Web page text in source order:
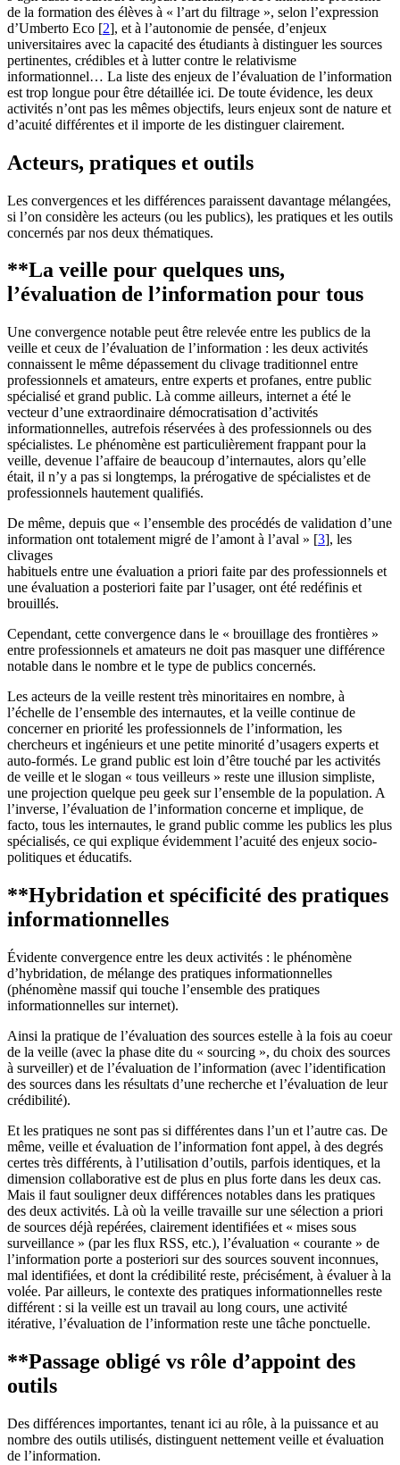
de la formation des élèves à « l’art du filtrage », selon l’expression
d’Umberto Eco [2], et à l’autonomie de pensée, d’enjeux
universitaires avec la capacité des étudiants à distinguer les sources
pertinentes, crédibles et à lutter contre le relativisme
informationnel… La liste des enjeux de l’évaluation de l’information
est trop longue pour être détaillée ici. De toute évidence, les deux
activités n’ont pas les mêmes objectifs, leurs enjeux sont de nature et
d’acuité différentes et il importe de les distinguer clairement.
Acteurs, pratiques et outils
Les convergences et les différences paraissent davantage mélangées,
si l’on considère les acteurs (ou les publics), les pratiques et les outils
concernés par nos deux thématiques.
**La veille pour quelques uns,
l’évaluation de l’information pour tous
Une convergence notable peut être relevée entre les publics de la
veille et ceux de l’évaluation de l’information : les deux activités
connaissent le même dépassement du clivage traditionnel entre
professionnels et amateurs, entre experts et profanes, entre public
spécialisé et grand public. Là comme ailleurs, internet a été le
vecteur d’une extraordinaire démocratisation d’activités
informationnelles, autrefois réservées à des professionnels ou des
spécialistes. Le phénomène est particulièrement frappant pour la
veille, devenue l’affaire de beaucoup d’internautes, alors qu’elle
était, il n’y a pas si longtemps, la prérogative de spécialistes et de
professionnels hautement qualifiés.
De même, depuis que « l’ensemble des procédés de validation d’une
information ont totalement migré de l’amont à l’aval » [3], les
clivages
habituels entre une évaluation a priori faite par des professionnels et
une évaluation a posteriori faite par l’usager, ont été redéfinis et
brouillés.
Cependant, cette convergence dans le « brouillage des frontières »
entre professionnels et amateurs ne doit pas masquer une différence
notable dans le nombre et le type de publics concernés.
Les acteurs de la veille restent très minoritaires en nombre, à
l’échelle de l’ensemble des internautes, et la veille continue de
concerner en priorité les professionnels de l’information, les
chercheurs et ingénieurs et une petite minorité d’usagers experts et
auto-formés. Le grand public est loin d’être touché par les activités
de veille et le slogan « tous veilleurs » reste une illusion simpliste,
une projection quelque peu geek sur l’ensemble de la population. A
l’inverse, l’évaluation de l’information concerne et implique, de
facto, tous les internautes, le grand public comme les publics les plus
spécialisés, ce qui explique évidemment l’acuité des enjeux socio-
politiques et éducatifs.
**Hybridation et spécificité des pratiques
informationnelles
Évidente convergence entre les deux activités : le phénomène
d’hybridation, de mélange des pratiques informationnelles
(phénomène massif qui touche l’ensemble des pratiques
informationnelles sur internet).
Ainsi la pratique de l’évaluation des sources estelle à la fois au coeur
de la veille (avec la phase dite du « sourcing », du choix des sources
à surveiller) et de l’évaluation de l’information (avec l’identification
des sources dans les résultats d’une recherche et l’évaluation de leur
crédibilité).
Et les pratiques ne sont pas si différentes dans l’un et l’autre cas. De
même, veille et évaluation de l’information font appel, à des degrés
certes très différents, à l’utilisation d’outils, parfois identiques, et la
dimension collaborative est de plus en plus forte dans les deux cas.
Mais il faut souligner deux différences notables dans les pratiques
des deux activités. Là où la veille travaille sur une sélection a priori
de sources déjà repérées, clairement identifiées et « mises sous
surveillance » (par les flux RSS, etc.), l’évaluation « courante » de
l’information porte a posteriori sur des sources souvent inconnues,
mal identifiées, et dont la crédibilité reste, précisément, à évaluer à la
volée. Par ailleurs, le contexte des pratiques informationnelles reste
différent : si la veille est un travail au long cours, une activité
itérative, l’évaluation de l’information reste une tâche ponctuelle.
**Passage obligé vs rôle d’appoint des
outils
Des différences importantes, tenant ici au rôle, à la puissance et au
nombre des outils utilisés, distinguent nettement veille et évaluation
de l’information.